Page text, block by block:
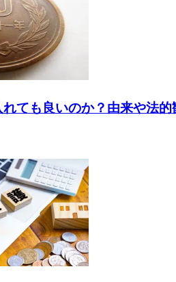
ても良いのか？由来や法